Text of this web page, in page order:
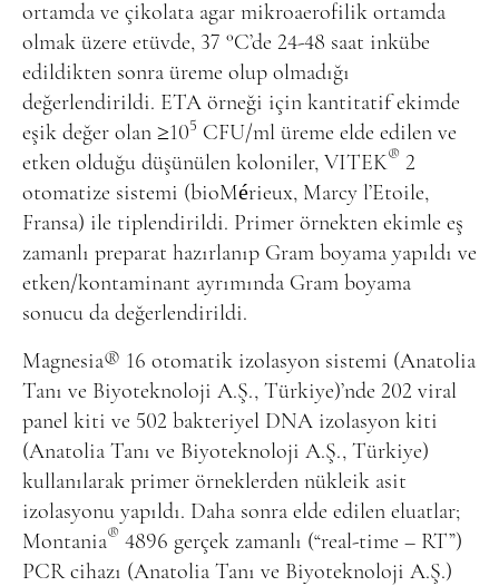
ortamda ve çikolata agar mikroaerofilik ortamda
olmak üzere etüvde, 37 °C’de 24-48 saat inkübe
edildikten sonra üreme olup olmadığı
değerlendirildi. ETA örneği için kantitatif ekimde
eşik değer olan ≥105 CFU/ml üreme elde edilen ve
etken olduğu düşünülen koloniler, VITEK® 2
otomatize sistemi (bioMérieux, Marcy l’Etoile,
Fransa) ile tiplendirildi. Primer örnekten ekimle eş
zamanlı preparat hazırlanıp Gram boyama yapıldı ve
etken/kontaminant ayrımında Gram boyama
sonucu da değerlendirildi.
Magnesia® 16 otomatik izolasyon sistemi (Anatolia
Tanı ve Biyoteknoloji A.Ş., Türkiye)’nde 202 viral
panel kiti ve 502 bakteriyel DNA izolasyon kiti
(Anatolia Tanı ve Biyoteknoloji A.Ş., Türkiye)
kullanılarak primer örneklerden nükleik asit
izolasyonu yapıldı. Daha sonra elde edilen eluatlar;
Montania® 4896 gerçek zamanlı (“real-time – RT”)
PCR cihazı (Anatolia Tanı ve Biyoteknoloji A.Ş.)